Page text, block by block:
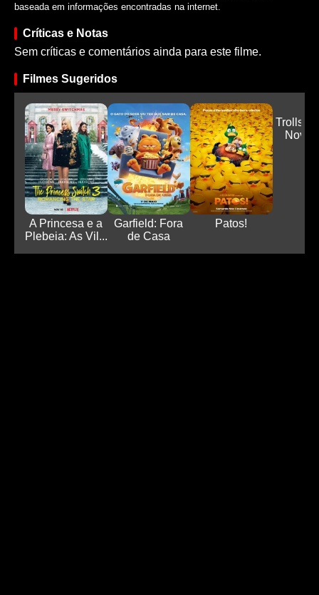
baseada em informações encontradas na internet.
Críticas e Notas
Sem críticas e comentários ainda para este filme.
Filmes Sugeridos
A Princesa e a
Plebeia: As Vil...
Garfield: Fora
de Casa
Patos!
Trolls 3: